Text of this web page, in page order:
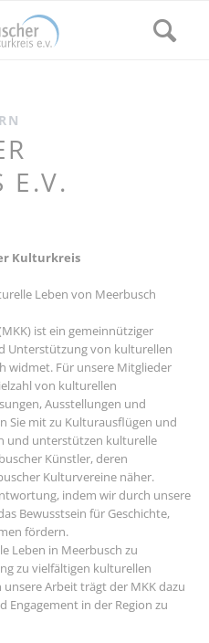
E.V.
Kulturkreis
Leben von Meerbusch
ist ein gemeinnütziger
Unterstützung von kulturellen
widmet. Für unsere Mitglieder
von kulturellen
Ausstellungen und
Sie mit zu Kulturausflügen und
und unterstützen kulturelle
Künstler, deren
Kulturvereine näher.
indem wir durch unsere
Bewusstsein für Geschichte,
fördern.
Leben in Meerbusch zu
zu vielfältigen kulturellen
Arbeit trägt der MKK dazu
Engagement in der Region zu